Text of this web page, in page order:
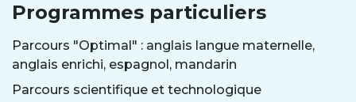
Programmes particuliers
Parcours "Optimal" : anglais langue maternelle,
anglais enrichi, espagnol, mandarin
Parcours scientifique et technologique